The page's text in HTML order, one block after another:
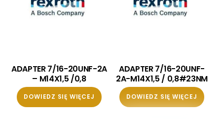
ADAPTER 7/16-20UNF-2A
– M14X1,5 /0,8
DOWIEDZ SIĘ WIĘCEJ
ADAPTER 7/16-20UNF-
2A-M14X1,5 / 0,8#23NM
DOWIEDZ SIĘ WIĘCEJ